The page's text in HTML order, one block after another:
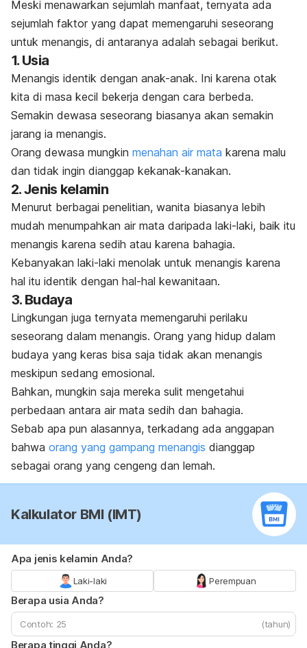
Meski menawarkan sejumlah manfaat, ternyata ada
sejumlah faktor yang dapat memengaruhi seseorang
untuk menangis, di antaranya adalah sebagai berikut.
1. Usia
Menangis identik dengan anak-anak. Ini karena otak
kita di masa kecil bekerja dengan cara berbeda.
Semakin dewasa seseorang biasanya akan semakin
jarang ia menangis.
Orang dewasa mungkin menahan air mata karena malu
dan tidak ingin dianggap kekanak-kanakan.
2. Jenis kelamin
Menurut berbagai penelitian, wanita biasanya lebih
mudah menumpahkan air mata daripada laki-laki, baik itu
menangis karena sedih atau karena bahagia.
Kebanyakan laki-laki menolak untuk menangis karena
hal itu identik dengan hal-hal kewanitaan.
3. Budaya
Lingkungan juga ternyata memengaruhi perilaku
seseorang dalam menangis. Orang yang hidup dalam
budaya yang keras bisa saja tidak akan menangis
meskipun sedang emosional.
Bahkan, mungkin saja mereka sulit mengetahui
perbedaan antara air mata sedih dan bahagia.
Sebab apa pun alasannya, terkadang ada anggapan
bahwa orang yang gampang menangis dianggap
sebagai orang yang cengeng dan lemah.
Kalkulator BMI (IMT)
Apa jenis kelamin Anda?
Laki-laki Perempuan
Berapa usia Anda?
(tahun)
Berapa tinggi Anda?